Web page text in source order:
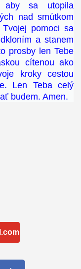
aby sa utopila
nad smútkom
pomoci sa
a stanem
prosby len Tebe
cítenou ako
kroky cestou
Len Teba celý
budem. Amen.